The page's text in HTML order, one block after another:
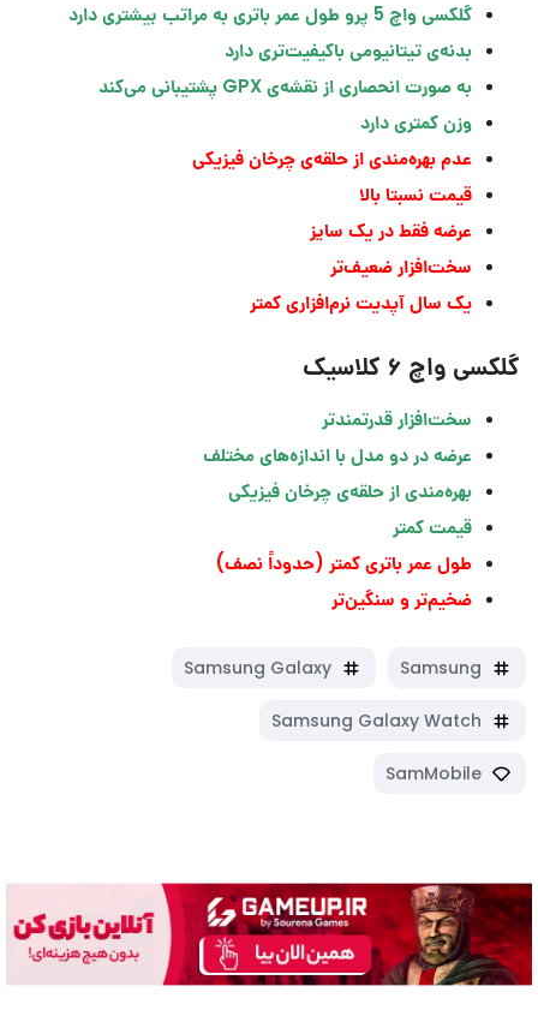
گلکسی واچ 5 پرو طول عمر باتری به مراتب بیشتری دارد
بدنه‌ی تیتانیومی باکیفیت‌تری دارد
به صورت انحصاری از نقشه‌ی GPX پشتیبانی می‌کند
وزن کمتری دارد
عدم بهره‌مندی از حلقه‌ی چرخان فیزیکی
قیمت نسبتا بالا
عرضه فقط در یک سایز
سخت‌افزار ضعیف‌تر
یک سال آپدیت نرم‌افزاری کمتر
گلکسی واچ ۶ کلاسیک
سخت‌افزار قدرتمندتر
عرضه در دو مدل با اندازه‌های مختلف
بهره‌مندی از حلقه‌ی چرخان فیزیکی
قیمت کمتر
طول عمر باتری کمتر (حدوداً نصف)
ضخیم‌تر و سنگین‌تر
Samsung
Samsung Galaxy
Samsung Galaxy Watch
SamMobile